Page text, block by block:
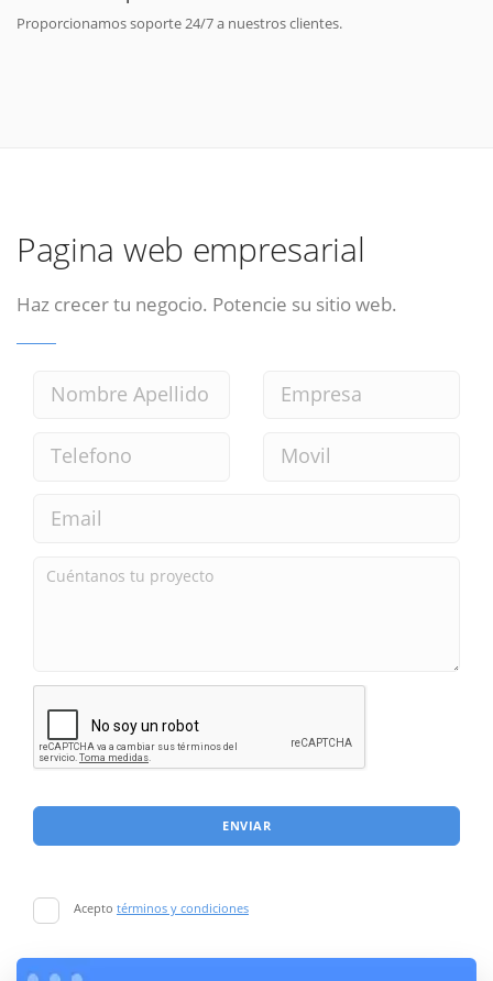
Proporcionamos soporte 24/7 a nuestros clientes.
Pagina web empresarial
Haz crecer tu negocio. Potencie su sitio web.
ENVIAR
Acepto términos y condiciones